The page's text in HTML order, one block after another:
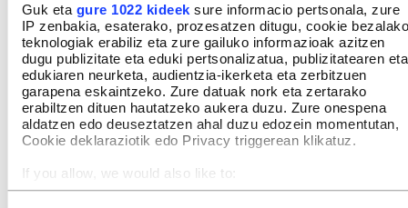
Guk eta gure 1022 kideek sure informacio pertsonala, zure
IP zenbakia, esaterako, prozesatzen ditugu, cookie bezalako
teknologiak erabiliz eta zure gailuko informazioak azitzen
dugu publizitate eta eduki pertsonalizatua, publizitatearen eta
edukiaren neurketa, audientzia-ikerketa eta zerbitzuen
garapena eskaintzeko. Zure datuak nork eta zertarako
erabiltzen dituen hautatzeko aukera duzu. Zure onespena
aldatzen edo deuseztatzen ahal duzu edozein momentutan,
Cookie deklaraziotik edo Privacy triggerean klikatuz.
If you allow, we would also like to:
Collect information about your geographical location